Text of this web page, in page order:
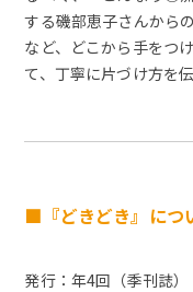
する磯部恵子さんから
など、どこから手をつ
て、丁寧に片づけ方を
■『どきどき』につ
発行：年4回（季刊誌